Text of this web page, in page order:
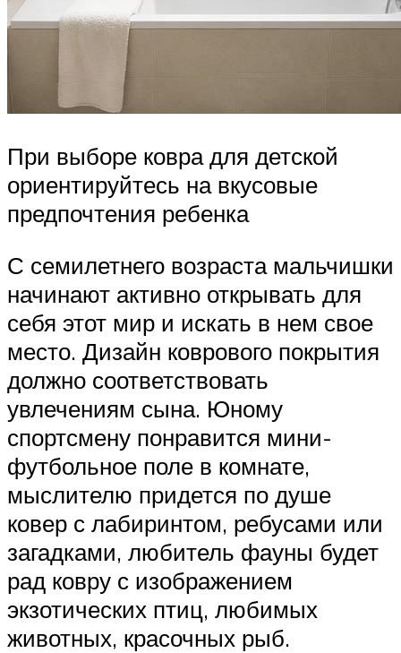
При выборе ковра для детской
ориентируйтесь на вкусовые
предпочтения ребенка
С семилетнего возраста мальчишки
начинают активно открывать для
себя этот мир и искать в нем свое
место. Дизайн коврового покрытия
должно соответствовать
увлечениям сына. Юному
спортсмену понравится мини-
футбольное поле в комнате,
мыслителю придется по душе
ковер с лабиринтом, ребусами или
загадками, любитель фауны будет
рад ковру с изображением
экзотических птиц, любимых
животных, красочных рыб.